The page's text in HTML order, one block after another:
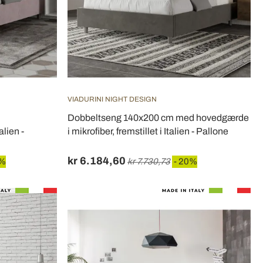
-
VIADURINI NIGHT DESIGN
Dobbeltseng 140x200 cm med hovedgærde
i mikrofiber, fremstillet i Italien - Pallone
kr 6.184,60 kr 7.730,73 - 20%